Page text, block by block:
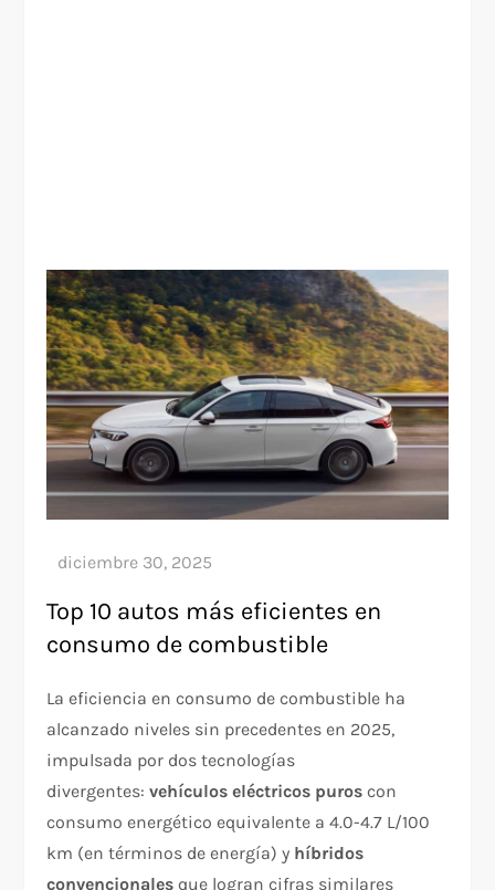
Top 10 autos más eficientes en
consumo de combustible
La eficiencia en consumo de combustible ha
alcanzado niveles sin precedentes en 2025,
impulsada por dos tecnologías
divergentes:vehículos eléctricos puros con
consumo energético equivalente a 4.0-4.7 L/100
km (en términos de energía) y híbridos
convencionales que logran cifras similares